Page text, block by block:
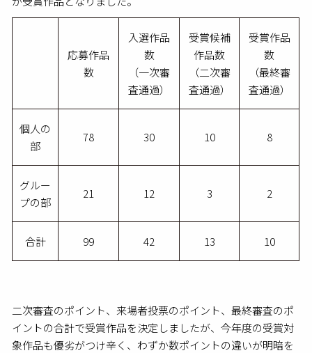
応募作品
数
入選作品
数
（一次審
査通過）
受賞候補
作品数
（二次審
査通過）
受賞作品
数
（最終審
査通過）
個人の
部
78 30 10 8
グルー
プの部
21 12 3 2
合計 99 42 13 10
二次審査のポイント、来場者投票のポイント、最終審査のポ
イントの合計で受賞作品を決定しましたが、今年度の受賞対
象作品も優劣がつけ辛く、わずか数ポイントの違いが明暗を